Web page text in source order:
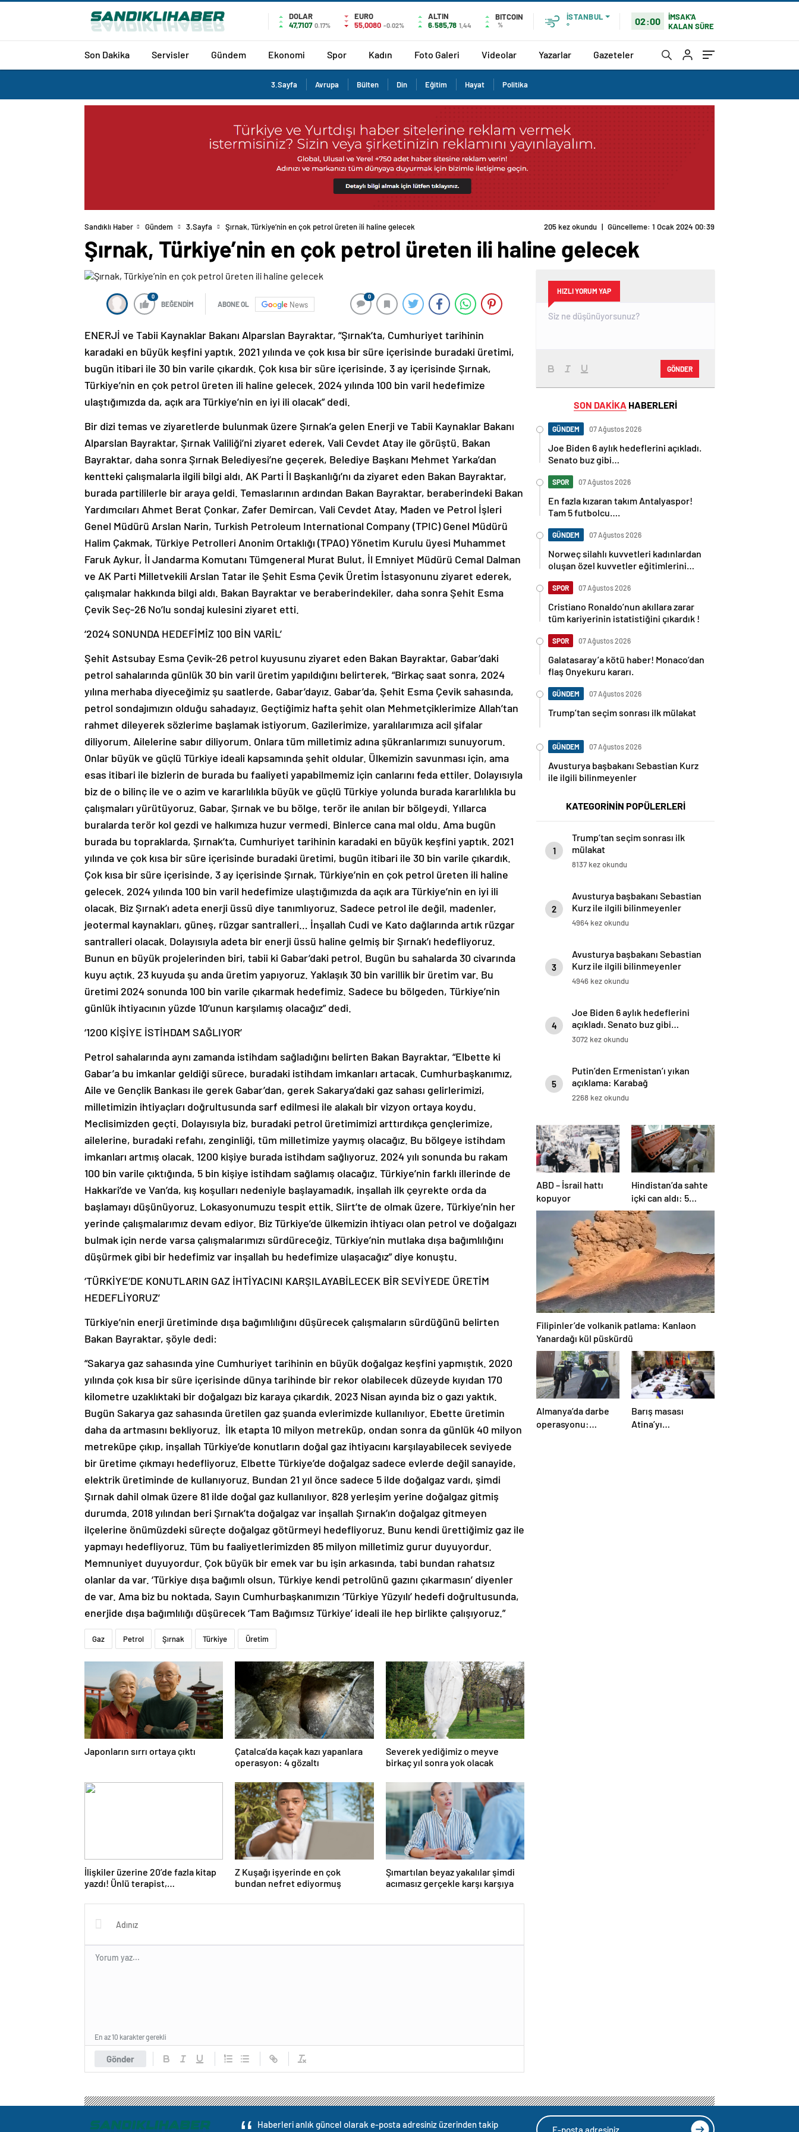
DOLAR
47,7107 0.17%
EURO
55,0080 -0.02%
ALTIN
6.585,78 1,44
BITCOIN
%
İSTANBUL
°
02:00
İMSAK'A
KALAN SÜRE
Son Dakika Servisler Gündem Ekonomi Spor Kadın Foto Galeri Videolar Yazarlar Gazeteler
3.Sayfa Avrupa Bülten Din Eğitim Hayat Politika
Sandıklı Haber Gündem 3.Sayfa Şırnak, Türkiye’nin en çok petrol üreten ili haline gelecek 205 kez okundu | Güncelleme: 1 Ocak 2024 00:39
Şırnak, Türkiye’nin en çok petrol üreten ili haline gelecek
0
BEĞENDİM ABONE OL News
0
ENERJİ ve Tabii Kaynaklar Bakanı Alparslan Bayraktar, “Şırnak’ta, Cumhuriyet tarihinin
karadaki en büyük keşfini yaptık. 2021 yılında ve çok kısa bir süre içerisinde buradaki üretimi,
bugün itibari ile 30 bin varile çıkardık. Çok kısa bir süre içerisinde, 3 ay içerisinde Şırnak,
Türkiye’nin en çok petrol üreten ili haline gelecek. 2024 yılında 100 bin varil hedefimize
ulaştığımızda da, açık ara Türkiye’nin en iyi ili olacak” dedi.
Bir dizi temas ve ziyaretlerde bulunmak üzere Şırnak’a gelen Enerji ve Tabii Kaynaklar Bakanı
Alparslan Bayraktar, Şırnak Valiliği’ni ziyaret ederek, Vali Cevdet Atay ile görüştü. Bakan
Bayraktar, daha sonra Şırnak Belediyesi’ne geçerek, Belediye Başkanı Mehmet Yarka’dan
kentteki çalışmalarla ilgili bilgi aldı. AK Parti İl Başkanlığı’nı da ziyaret eden Bakan Bayraktar,
burada partililerle bir araya geldi. Temaslarının ardından Bakan Bayraktar, beraberindeki Bakan
Yardımcıları Ahmet Berat Çonkar, Zafer Demircan, Vali Cevdet Atay, Maden ve Petrol İşleri
Genel Müdürü Arslan Narin, Turkish Petroleum International Company (TPIC) Genel Müdürü
Halim Çakmak, Türkiye Petrolleri Anonim Ortaklığı (TPAO) Yönetim Kurulu üyesi Muhammet
Faruk Aykur, İl Jandarma Komutanı Tümgeneral Murat Bulut, İl Emniyet Müdürü Cemal Dalman
ve AK Parti Milletvekili Arslan Tatar ile Şehit Esma Çevik Üretim İstasyonunu ziyaret ederek,
çalışmalar hakkında bilgi aldı. Bakan Bayraktar ve beraberindekiler, daha sonra Şehit Esma
Çevik Seç-26 No’lu sondaj kulesini ziyaret etti.
‘2024 SONUNDA HEDEFİMİZ 100 BİN VARİL’
Şehit Astsubay Esma Çevik-26 petrol kuyusunu ziyaret eden Bakan Bayraktar, Gabar’daki
petrol sahalarında günlük 30 bin varil üretim yapıldığını belirterek, “Birkaç saat sonra, 2024
yılına merhaba diyeceğimiz şu saatlerde, Gabar’dayız. Gabar’da, Şehit Esma Çevik sahasında,
petrol sondajımızın olduğu sahadayız. Geçtiğimiz hafta şehit olan Mehmetçiklerimize Allah’tan
rahmet dileyerek sözlerime başlamak istiyorum. Gazilerimize, yaralılarımıza acil şifalar
diliyorum. Ailelerine sabır diliyorum. Onlara tüm milletimiz adına şükranlarımızı sunuyorum.
Onlar büyük ve güçlü Türkiye ideali kapsamında şehit oldular. Ülkemizin savunması için, ama
esas itibari ile bizlerin de burada bu faaliyeti yapabilmemiz için canlarını feda ettiler. Dolayısıyla
biz de o bilinç ile ve o azim ve kararlılıkla büyük ve güçlü Türkiye yolunda burada kararlılıkla bu
çalışmaları yürütüyoruz. Gabar, Şırnak ve bu bölge, terör ile anılan bir bölgeydi. Yıllarca
buralarda terör kol gezdi ve halkımıza huzur vermedi. Binlerce cana mal oldu. Ama bugün
burada bu topraklarda, Şırnak’ta, Cumhuriyet tarihinin karadaki en büyük keşfini yaptık. 2021
yılında ve çok kısa bir süre içerisinde buradaki üretimi, bugün itibari ile 30 bin varile çıkardık.
Çok kısa bir süre içerisinde, 3 ay içerisinde Şırnak, Türkiye’nin en çok petrol üreten ili haline
gelecek. 2024 yılında 100 bin varil hedefimize ulaştığımızda da açık ara Türkiye’nin en iyi ili
olacak. Biz Şırnak’ı adeta enerji üssü diye tanımlıyoruz. Sadece petrol ile değil, madenler,
jeotermal kaynakları, güneş, rüzgar santralleri… İnşallah Cudi ve Kato dağlarında artık rüzgar
santralleri olacak. Dolayısıyla adeta bir enerji üssü haline gelmiş bir Şırnak’ı hedefliyoruz.
Bunun en büyük projelerinden biri, tabii ki Gabar’daki petrol. Bugün bu sahalarda 30 civarında
kuyu açtık. 23 kuyuda şu anda üretim yapıyoruz. Yaklaşık 30 bin varillik bir üretim var. Bu
üretimi 2024 sonunda 100 bin varile çıkarmak hedefimiz. Sadece bu bölgeden, Türkiye’nin
günlük ihtiyacının yüzde 10’unun karşılamış olacağız” dedi.
‘1200 KİŞİYE İSTİHDAM SAĞLIYOR’
Petrol sahalarında aynı zamanda istihdam sağladığını belirten Bakan Bayraktar, “Elbette ki
Gabar’a bu imkanlar geldiği sürece, buradaki istihdam imkanları artacak. Cumhurbaşkanımız,
Aile ve Gençlik Bankası ile gerek Gabar’dan, gerek Sakarya’daki gaz sahası gelirlerimizi,
milletimizin ihtiyaçları doğrultusunda sarf edilmesi ile alakalı bir vizyon ortaya koydu.
Meclisimizden geçti. Dolayısıyla biz, buradaki petrol üretimimizi arttırdıkça gençlerimize,
ailelerine, buradaki refahı, zenginliği, tüm milletimize yaymış olacağız. Bu bölgeye istihdam
imkanları artmış olacak. 1200 kişiye burada istihdam sağlıyoruz. 2024 yılı sonunda bu rakam
100 bin varile çıktığında, 5 bin kişiye istihdam sağlamış olacağız. Türkiye’nin farklı illerinde de
Hakkari’de ve Van’da, kış koşulları nedeniyle başlayamadık, inşallah ilk çeyrekte orda da
başlamayı düşünüyoruz. Lokasyonumuzu tespit ettik. Siirt’te de olmak üzere, Türkiye’nin her
yerinde çalışmalarımız devam ediyor. Biz Türkiye’de ülkemizin ihtiyacı olan petrol ve doğalgazı
bulmak için nerde varsa çalışmalarımızı sürdüreceğiz. Türkiye’nin mutlaka dışa bağımlılığını
düşürmek gibi bir hedefimiz var inşallah bu hedefimize ulaşacağız” diye konuştu.
‘TÜRKİYE’DE KONUTLARIN GAZ İHTİYACINI KARŞILAYABİLECEK BİR SEVİYEDE ÜRETİM
HEDEFLİYORUZ’
Türkiye’nin enerji üretiminde dışa bağımlılığını düşürecek çalışmaların sürdüğünü belirten
Bakan Bayraktar, şöyle dedi:
“Sakarya gaz sahasında yine Cumhuriyet tarihinin en büyük doğalgaz keşfini yapmıştık. 2020
yılında çok kısa bir süre içerisinde dünya tarihinde bir rekor olabilecek düzeyde kıyıdan 170
kilometre uzaklıktaki bir doğalgazı biz karaya çıkardık. 2023 Nisan ayında biz o gazı yaktık.
Bugün Sakarya gaz sahasında üretilen gaz şuanda evlerimizde kullanılıyor. Ebette üretimin
daha da artmasını bekliyoruz. İlk etapta 10 milyon metreküp, ondan sonra da günlük 40 milyon
metreküpe çıkıp, inşallah Türkiye’de konutların doğal gaz ihtiyacını karşılayabilecek seviyede
bir üretime çıkmayı hedefliyoruz. Elbette Türkiye’de doğalgaz sadece evlerde değil sanayide,
elektrik üretiminde de kullanıyoruz. Bundan 21 yıl önce sadece 5 ilde doğalgaz vardı, şimdi
Şırnak dahil olmak üzere 81 ilde doğal gaz kullanılıyor. 828 yerleşim yerine doğalgaz gitmiş
durumda. 2018 yılından beri Şırnak’ta doğalgaz var inşallah Şırnak’ın doğalgaz gitmeyen
ilçelerine önümüzdeki süreçte doğalgaz götürmeyi hedefliyoruz. Bunu kendi ürettiğimiz gaz ile
yapmayı hedefliyoruz. Tüm bu faaliyetlerimizden 85 milyon milletimiz gurur duyuyordur.
Memnuniyet duyuyordur. Çok büyük bir emek var bu işin arkasında, tabi bundan rahatsız
olanlar da var. ‘Türkiye dışa bağımlı olsun, Türkiye kendi petrolünü gazını çıkarmasın’ diyenler
de var. Ama biz bu noktada, Sayın Cumhurbaşkanımızın ‘Türkiye Yüzyılı’ hedefi doğrultusunda,
enerjide dışa bağımlılığı düşürecek ‘Tam Bağımsız Türkiye’ ideali ile hep birlikte çalışıyoruz.”
Gaz Petrol Şırnak Türkiye Üretim
Japonların sırrı ortaya çıktı
Çatalca’da kaçak kazı yapanlara
operasyon: 4 gözaltı
Severek yediğimiz o meyve
birkaç yıl sonra yok olacak
İlişkiler üzerine 20’de fazla kitap
yazdı! Ünlü terapist,
açıklıyor
Z Kuşağı işyerinde en çok
bundan nefret ediyormuş
Şımartılan beyaz yakalılar şimdi
acımasız gerçekle karşı karşıya
Gönder
En az 10 karakter gerekli
HIZLI YORUM YAP
GÖNDER
SON DAKİKA HABERLERİ
GÜNDEM 07 Ağustos 2026
Joe Biden 6 aylık hedeflerini açıkladı.
Senato buz gibi…
SPOR 07 Ağustos 2026
En fazla kızaran takım Antalyaspor!
Tam 5 futbolcu….
GÜNDEM 07 Ağustos 2026
Norweç silahlı kuvvetleri kadınlardan
oluşan özel kuvvetler eğitimlerini
SPOR 07 Ağustos 2026
Cristiano Ronaldo’nun akıllara zarar
tüm kariyerinin istatistiğini çıkardık !
SPOR 07 Ağustos 2026
Galatasaray’a kötü haber! Monaco’dan
flaş Onyekuru kararı.
GÜNDEM 07 Ağustos 2026
Trump’tan seçim sonrası ilk mülakat
GÜNDEM 07 Ağustos 2026
Avusturya başbakanı Sebastian Kurz
ile ilgili bilinmeyenler
KATEGORİNİN POPÜLERLERİ
1
Trump’tan seçim sonrası ilk
mülakat
8137 kez okundu
2
Avusturya başbakanı Sebastian
Kurz ile ilgili bilinmeyenler
4964 kez okundu
3
Avusturya başbakanı Sebastian
Kurz ile ilgili bilinmeyenler
4946 kez okundu
4
Joe Biden 6 aylık hedeflerini
açıkladı. Senato buz gibi…
3072 kez okundu
5
Putin’den Ermenistan’ı yıkan
açıklama: Karabağ
Azerbaycan’ın ayrılmaz bir
2268 kez okundu
ABD – İsrail hattı
kopuyor
Hindistan’da sahte
içki can aldı: 5
köyde alarm verildi
Filipinler’de volkanik patlama: Kanlaon
Yanardağı kül püskürdü
Almanya’da darbe
operasyonu:
Barış masası
Atina’yı
Haberleri anlık güncel olarak e-posta adresiniz üzerinden takip